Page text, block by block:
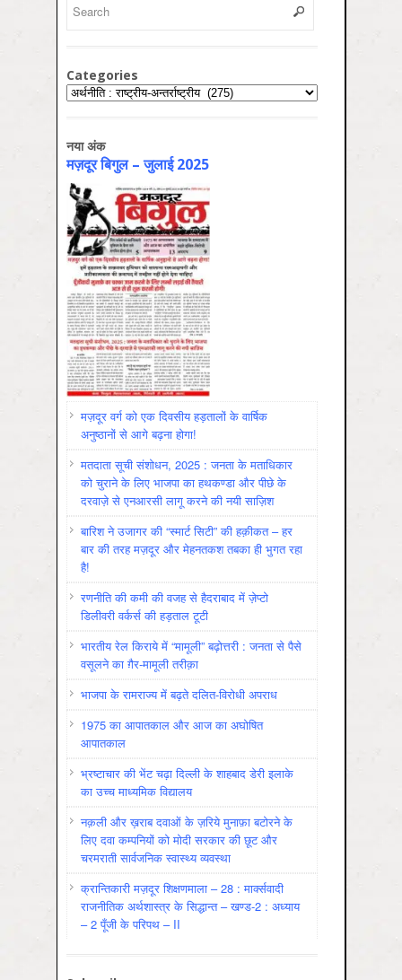
Categories
Categories
नया अंक
मज़दूर बिगुल – जुलाई 2025
मज़दूर वर्ग को एक दिवसीय हड़तालों के वार्षिक
अनुष्ठानों से आगे बढ़ना होगा!
मतदाता सूची संशोधन, 2025 : जनता के मताधिकार
को चुराने के लिए भाजपा का हथकण्डा और पीछे के
दरवाज़े से एनआरसी लागू करने की नयी साज़िश
बारिश ने उजागर की “स्मार्ट सिटी” की हक़ीकत – हर
बार की तरह मज़दूर और मेहनतकश तबका ही भुगत रहा
है!
रणनीति की कमी की वजह से हैदराबाद में ज़ेप्टो
डिलीवरी वर्कर्स की हड़ताल टूटी
भारतीय रेल किराये में “मामूली” बढ़ोत्तरी : जनता से पैसे
वसूलने का ग़ैर-मामूली तरीक़ा
भाजपा के रामराज्य में बढ़ते दलित-विरोधी अपराध
1975 का आपातकाल और आज का अघोषित
आपातकाल
भ्रष्टाचार की भेंट चढ़ा दिल्ली के शाहबाद डेरी इलाके
का उच्च माध्यमिक विद्यालय
नक़ली और ख़राब दवाओं के ज़रिये मुनाफ़ा बटोरने के
लिए दवा कम्पनियों को मोदी सरकार की छूट और
चरमराती सार्वजनिक स्वास्थ्य व्यवस्था
क्रान्तिकारी मज़दूर शिक्षणमाला – 28 : मार्क्सवादी
राजनीतिक अर्थशास्त्र के सिद्धान्त – खण्ड-2 : अध्याय
– 2 पूँजी के परिपथ – II